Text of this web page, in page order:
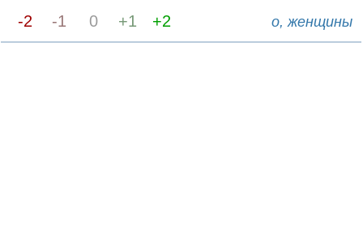
-2
-1 0 +1 +2 о, женщины